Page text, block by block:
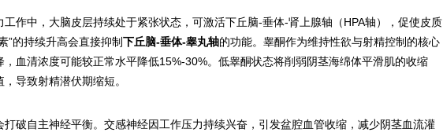
工作中，大脑皮层持续处于紧张状态，可激活下丘脑-垂体-肾上腺轴（HPA轴），促使皮质
”的持续升高会直接抑制下丘脑-垂体-睾丸轴的功能。睾酮作为维持性欲与射精控制的核心
血清浓度可能较正常水平降低15%-30%。低睾酮状态将削弱阴茎海绵体平滑肌的收缩
导致射精潜伏期缩短。
打破自主神经平衡。交感神经因工作压力持续兴奋，引发盆腔血管收缩，减少阴茎血流灌